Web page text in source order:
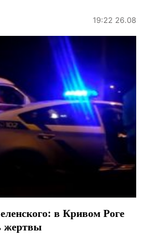
19:22 26.08
в Кривом Роге
жертвы